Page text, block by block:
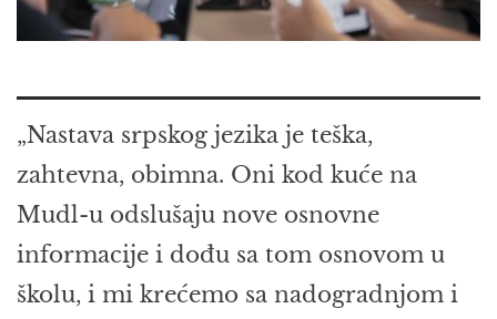
„Nastava srpskog jezika je teška,
zahtevna, obimna. Oni kod kuće na
Mudl-u odslušaju nove osnovne
informacije i dođu sa tom osnovom u
školu, i mi krećemo sa nadogradnjom i